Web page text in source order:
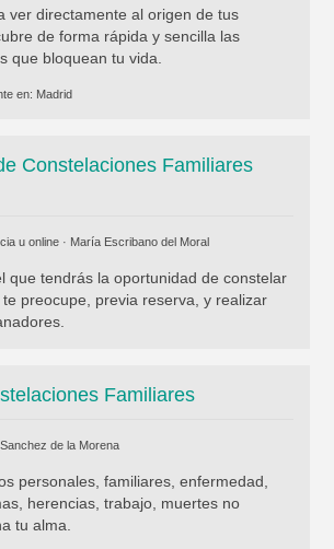
ver directamente al origen de tus
de forma rápida y sencilla las
que bloquean tu vida.
en: Madrid
Constelaciones Familiares
u online · María Escribano del Moral
que tendrás la oportunidad de constelar
preocupe, previa reserva, y realizar
Familiares
de la Morena
personales, familiares, enfermedad,
herencias, trabajo, muertes no
tu alma.